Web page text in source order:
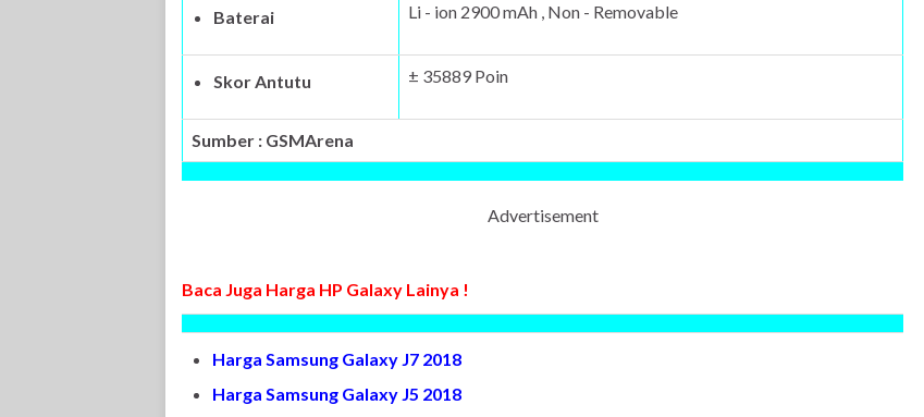
Baterai Li - ion 2900 mAh , Non - Removable
Skor Antutu ± 35889 Poin
Sumber : GSMArena
Advertisement
Baca Juga Harga HP Galaxy Lainya !
Harga Samsung Galaxy J7 2018
Harga Samsung Galaxy J5 2018